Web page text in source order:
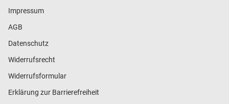
Impressum
AGB
Datenschutz
Widerrufsrecht
Widerrufsformular
Erklärung zur Barrierefreiheit